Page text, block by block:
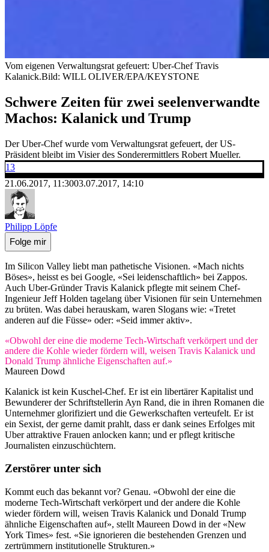
Vom eigenen Verwaltungsrat gefeuert: Uber-Chef Travis
Kalanick.Bild: WILL OLIVER/EPA/KEYSTONE
Schwere Zeiten für zwei seelenverwandte
Machos: Kalanick und Trump
Der Uber-Chef wurde vom Verwaltungsrat gefeuert, der US-
Präsident bleibt im Visier des Sonderermittlers Robert Mueller.
13
21.06.2017, 11:3003.07.2017, 14:10
Philipp Löpfe
Folge mir
Im Silicon Valley liebt man pathetische Visionen. «Mach nichts
Böses», heisst es bei Google, «Sei leidenschaftlich» bei Zappos.
Auch Uber-Gründer Travis Kalanick pflegte mit seinem Chef-
Ingenieur Jeff Holden tagelang über Visionen für sein Unternehmen
zu brüten. Was dabei herauskam, waren Slogans wie: «Tretet
anderen auf die Füsse» oder: «Seid immer aktiv».
«Obwohl der eine die moderne Tech-Wirtschaft verkörpert und der
andere die Kohle wieder fördern will, weisen Travis Kalanick und
Donald Trump ähnliche Eigenschaften auf.»
Maureen Dowd
Kalanick ist kein Kuschel-Chef. Er ist ein libertärer Kapitalist und
Bewunderer der Schriftstellerin Ayn Rand, die in ihren Romanen die
Unternehmer glorifiziert und die Gewerkschaften verteufelt. Er ist
ein Sexist, der gerne damit prahlt, dass er dank seines Erfolges mit
Uber attraktive Frauen anlocken kann; und er pflegt kritische
Journalisten einzuschüchtern.
Zerstörer unter sich
Kommt euch das bekannt vor? Genau. «Obwohl der eine die
moderne Tech-Wirtschaft verkörpert und der andere die Kohle
wieder fördern will, weisen Travis Kalanick und Donald Trump
ähnliche Eigenschaften auf», stellt Maureen Dowd in der «New
York Times» fest. «Sie ignorieren die bestehenden Grenzen und
zertrümmern institutionelle Strukturen.»